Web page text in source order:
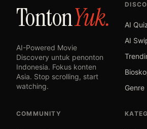
TontonYuk.
AI-Powered Movie
Discovery untuk penonton
Indonesia. Fokus konten
Asia. Stop scrolling, start
watching.
AI
AI
Genre
COMMUNITY